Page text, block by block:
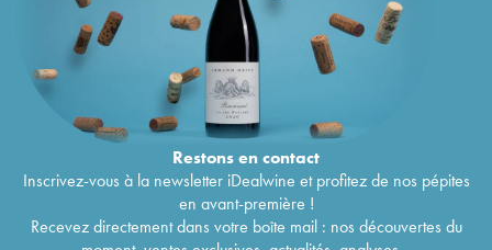
Restons encontact
Inscrivez-vous à la newsletter iDealwine et profitez de nos pépites
en avant-première !
Recevez directement dans votre boîte mail : nos découvertes du